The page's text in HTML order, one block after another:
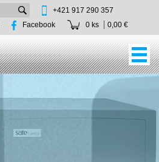
+421 917 290 357
Facebook 0 ks 0,00 €